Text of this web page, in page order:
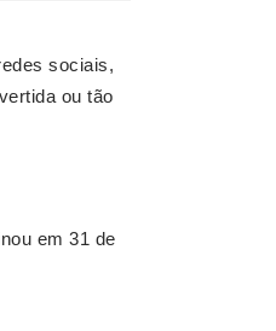
sociais,
ou tão
em 31 de